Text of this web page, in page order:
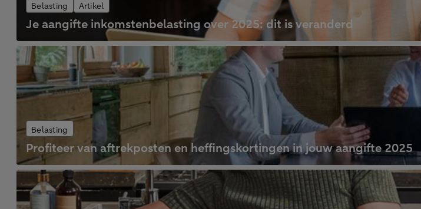
Je aangifte inkomstenbelasting over 2025: dit is veranderd
Belasting Artikel
Profiteer van aftrekposten en heffingskortingen in jouw aangifte 2025
Belasting